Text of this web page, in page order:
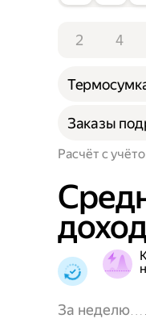
2 4
Расчёт с
Заказы
За неделю